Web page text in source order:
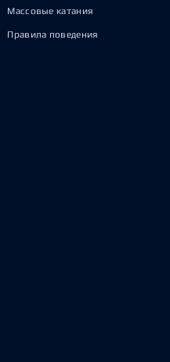
Массовые катания
Правила поведения